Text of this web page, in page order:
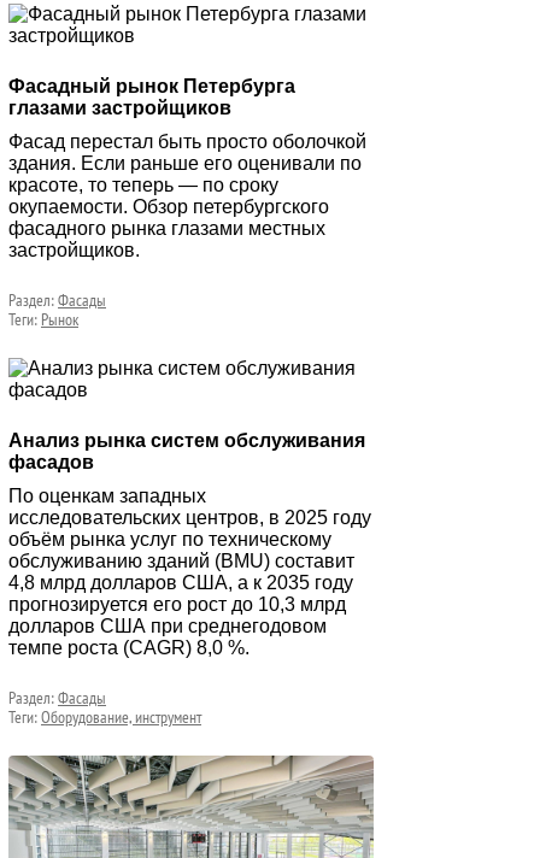
Фасадный рынок Петербурга
глазами застройщиков
Фасад перестал быть просто оболочкой
здания. Если раньше его оценивали по
красоте, то теперь — по сроку
окупаемости. Обзор петербургского
фасадного рынка глазами местных
застройщиков.
Раздел:Фасады
Теги: Рынок
Анализ рынка систем обслуживания
фасадов
По оценкам западных
исследовательских центров, в 2025 году
объём рынка услуг по техническому
обслуживанию зданий (BMU) составит
4,8 млрд долларов США, а к 2035 году
прогнозируется его рост до 10,3 млрд
долларов США при среднегодовом
темпе роста (CAGR) 8,0 %.
Раздел:Фасады
Теги:Оборудование, инструмент